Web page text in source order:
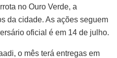
no Ouro Verde, a
da cidade. As ações seguem
oficial é em 14 de julho.
o mês terá entregas em